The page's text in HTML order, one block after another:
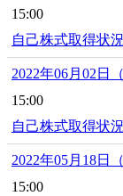
15:00
自己株式取得状
2022年06月02日（
15:00
自己株式取得状
2022年05月18日（
15:00